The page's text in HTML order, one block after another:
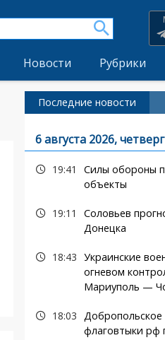
Новости Рубрики
Последние новости
6 августа 2026, четверг
19:41
Силы обороны
объекты
19:11
Соловьев
Донецка
18:43 Украинские
огневом
Мариуполь —
18:03 Добропольское
флаговтыки рф